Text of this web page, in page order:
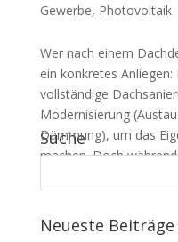
Gewerbe, Photovoltaik
Wer nach einem
ein konkretes
vollständige
Modernisierung
Dämmung), um das
machen. Doch
Suche
Neueste Beiträge